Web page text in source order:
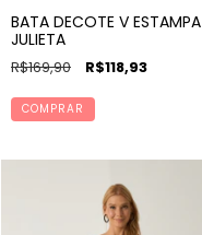
BATA DECOTE V ESTAMPA
JULIETA
R$169,90 R$118,93
COMPRAR